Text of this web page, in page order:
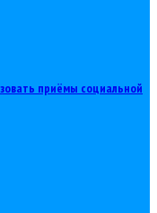
приёмы социальной